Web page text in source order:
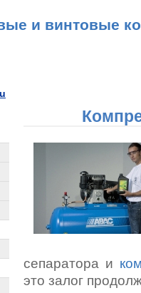
и винтовые
сепаратора и
это залог